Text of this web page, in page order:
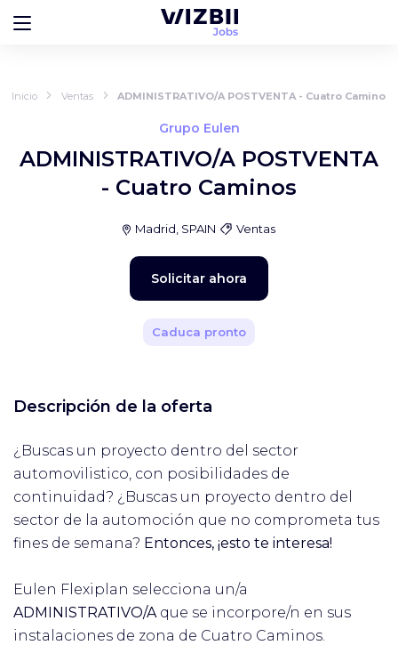
Inicio Ventas ADMINISTRATIVO/A POSTVENTA - Cuatro Caminos
Grupo Eulen
ADMINISTRATIVO/A POSTVENTA
- Cuatro Caminos
Madrid, SPAIN Ventas
Solicitar ahora
Caduca pronto
Descripción de la oferta
¿Buscas un proyecto dentro del sector
automovilistico, con posibilidades de
continuidad? ¿Buscas un proyecto dentro del
sector de la automoción que no comprometa tus
fines de semana? Entonces, ¡esto te interesa!
Eulen Flexiplan selecciona un/a
ADMINISTRATIVO/A que se incorpore/n en sus
instalaciones de zona de Cuatro Caminos.